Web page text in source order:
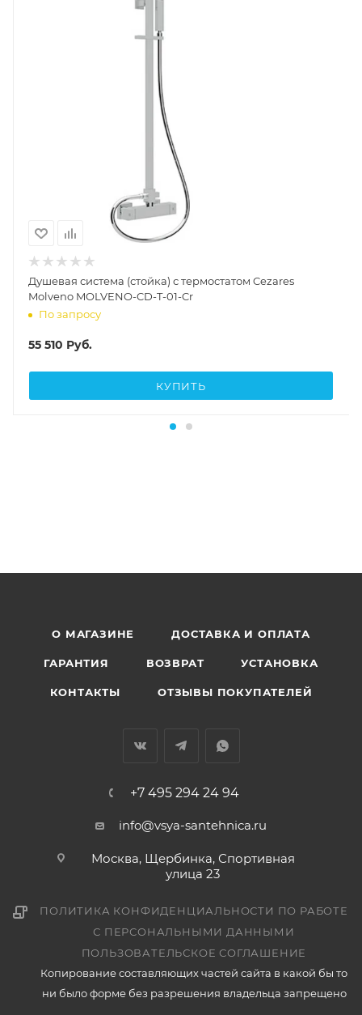
Душевая система (стойка) с термостатом Cezares
Molveno MOLVENO-CD-T-01-Cr
По запросу
55 510 Руб.
КУПИТЬ
О МАГАЗИНЕ ДОСТАВКА И ОПЛАТА
ГАРАНТИЯ ВОЗВРАТ УСТАНОВКА
КОНТАКТЫ ОТЗЫВЫ ПОКУПАТЕЛЕЙ
+7 495 294 24 94
info@vsya-santehnica.ru
Москва, Щербинка, Спортивная
улица 23
ПОЛИТИКА КОНФИДЕНЦИАЛЬНОСТИ ПО РАБОТЕ
С ПЕРСОНАЛЬНЫМИ ДАННЫМИ
ПОЛЬЗОВАТЕЛЬСКОЕ СОГЛАШЕНИЕ
Копирование составляющих частей сайта в какой бы то
ни было форме без разрешения владельца запрещено